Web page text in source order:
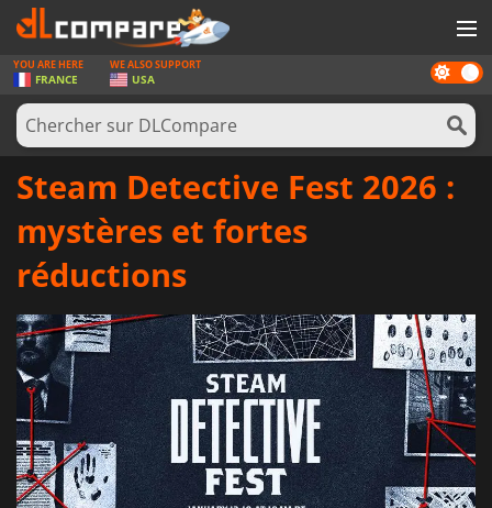
JEUX
CARTES PRÉPAYÉES
LOGICIELS
MATÉRIEL
SE CONNECTER OU S'INSCRIRE
Dark
mode
YOU ARE HERE
FRANCE
WE ALSO SUPPORT
USA
Steam Detective Fest 2026 :
mystères et fortes
réductions